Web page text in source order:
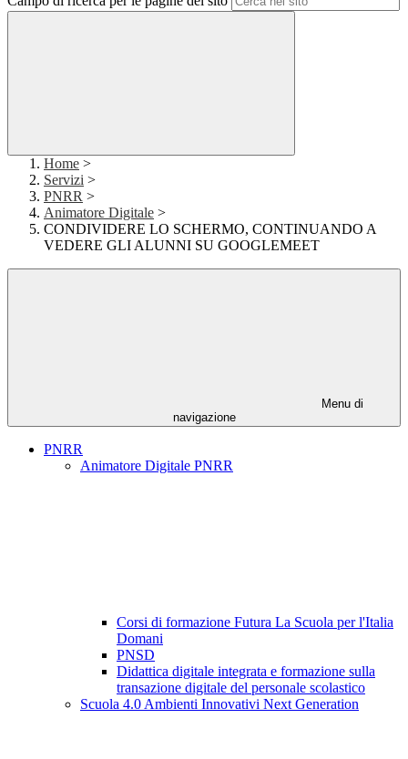
Home >
Servizi >
PNRR >
Animatore Digitale >
CONDIVIDERE LO SCHERMO, CONTINUANDO A
VEDERE GLI ALUNNI SU GOOGLEMEET
Menu di
navigazione
PNRR
Animatore Digitale PNRR
Corsi di formazione Futura La Scuola per l'Italia
Domani
PNSD
Didattica digitale integrata e formazione sulla
transazione digitale del personale scolastico
Scuola 4.0 Ambienti Innovativi Next Generation